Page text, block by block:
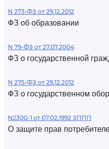
N 273-ФЗ от 29.12.2012
ФЗ об образовании
N 79-ФЗ от 27.07.2004
ФЗ о государственной
N 275-ФЗ от 29.12.2012
ФЗ о государственном
N2300-1 от 07.02.1992 ЗППП
О защите прав